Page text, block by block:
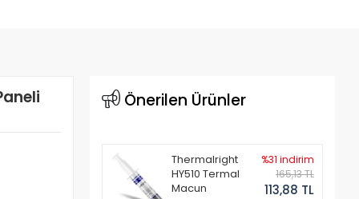
Önerilen Ürünler
Thermalright
HY510 Termal
Macun
%31 indirim
165,13 TL
113,88 TL